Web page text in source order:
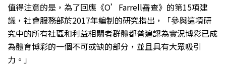
值得注意的是，為了回應《O’Farrell審查》的第15項建
議，社會服務部於2017年編制的研究指出，「參與這項研
究中的所有社區和利益相關者群體都普遍認為實況博彩已成
為體育博彩的一個不可或缺的部分，並且具有大眾吸引
力。」